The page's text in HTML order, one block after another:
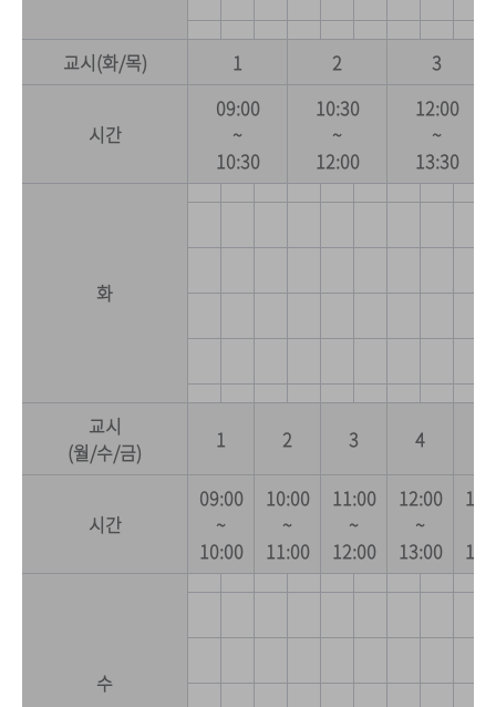
교시(화/목) 1 2 3
시간
09:00
~
10:30
10:30
~
12:00
12:00
~
13:30
화
교시
(월/수/금)
1 2 3 4
시간
09:00
~
10:00
10:00
~
11:00
11:00
~
12:00
12:00
~
13:00
수